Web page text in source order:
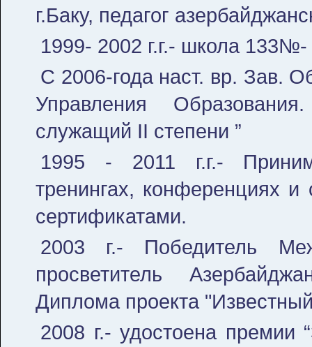
г.Баку, педагог
1999- 2002 г.г.- школа 133№-
С 2006-года наст. вр. Зав.
Управления
служащий II степени ”
1995 - 2011 г.г.-
тренингах, конференциях
сертификатами.
2003 г.- Победитель
просветитель
Диплома проекта
2008 г.- удостоена премии